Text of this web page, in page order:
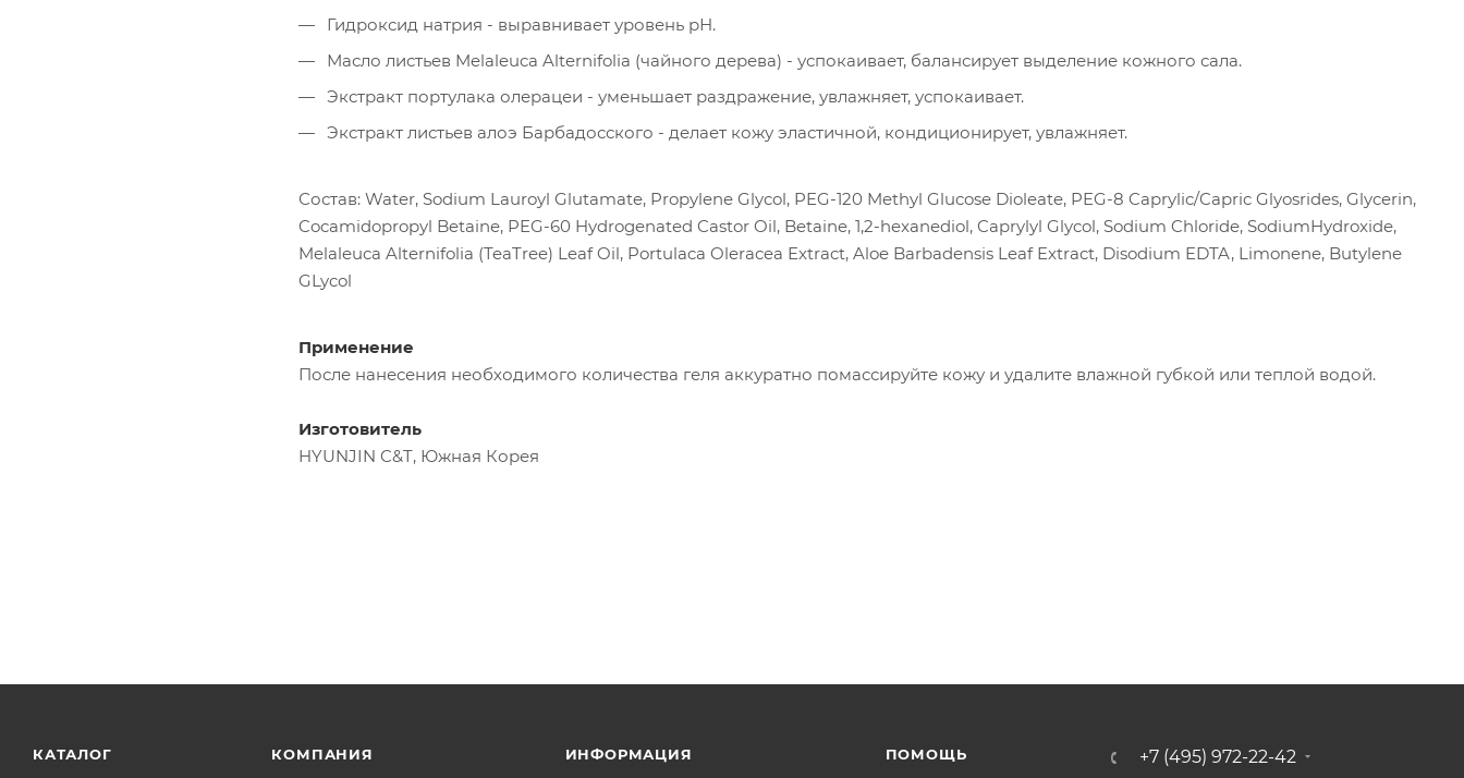
Гидроксид натрия - выравнивает уровень рН.
Масло листьев Melaleuca Alternifolia (чайного дерева) - успокаивает, балансирует выделение кожного сала.
Экстракт портулака олерацеи - уменьшает раздражение, увлажняет, успокаивает.
Экстракт листьев алоэ Барбадосского - делает кожу эластичной, кондиционирует, увлажняет.
Состав: Water, Sodium Lauroyl Glutamate, Propylene Glycol, PEG-120 Methyl Glucose Dioleate, PEG-8 Caprylic/Capric Glyosrides, Glycerin,
Cocamidopropyl Betaine, PEG-60 Hydrogenated Castor Oil, Betaine, 1,2-hexanediol, Caprylyl Glycol, Sodium Chloride, SodiumHydroxide,
Melaleuca Alternifolia (TeaTree) Leaf Oil, Portulaca Oleracea Extract, Aloe Barbadensis Leaf Extract, Disodium EDTA, Limonene, Butylene
GLycol
Применение
После нанесения необходимого количества геля аккуратно помассируйте кожу и удалите влажной губкой или теплой водой.
Изготовитель
HYUNJIN C&T, Южная Корея
КАТАЛОГ КОМПАНИЯ ИНФОРМАЦИЯ ПОМОЩЬ +7 (495) 972-22-42